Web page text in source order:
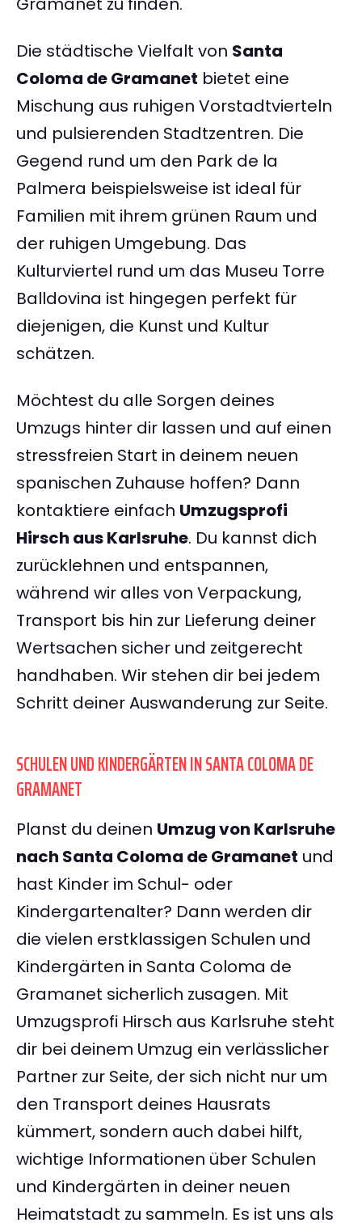
Die städtische Vielfalt von Santa
Coloma de Gramanet bietet eine
Mischung aus ruhigen Vorstadtvierteln
und pulsierenden Stadtzentren. Die
Gegend rund um den Park de la
Palmera beispielsweise ist ideal für
Familien mit ihrem grünen Raum und
der ruhigen Umgebung. Das
Kulturviertel rund um das Museu Torre
Balldovina ist hingegen perfekt für
diejenigen, die Kunst und Kultur
schätzen.
Möchtest du alle Sorgen deines
Umzugs hinter dir lassen und auf einen
stressfreien Start in deinem neuen
spanischen Zuhause hoffen? Dann
kontaktiere einfach Umzugsprofi
Hirsch aus Karlsruhe. Du kannst dich
zurücklehnen und entspannen,
während wir alles von Verpackung,
Transport bis hin zur Lieferung deiner
Wertsachen sicher und zeitgerecht
handhaben. Wir stehen dir bei jedem
Schritt deiner Auswanderung zur Seite.
SCHULEN UND KINDERGÄRTEN IN SANTA COLOMA DE
GRAMANET
Planst du deinen Umzug von Karlsruhe
nach Santa Coloma de Gramanet und
hast Kinder im Schul- oder
Kindergartenalter? Dann werden dir
die vielen erstklassigen Schulen und
Kindergärten in Santa Coloma de
Gramanet sicherlich zusagen. Mit
Umzugsprofi Hirsch aus Karlsruhe steht
dir bei deinem Umzug ein verlässlicher
Partner zur Seite, der sich nicht nur um
den Transport deines Hausrats
kümmert, sondern auch dabei hilft,
wichtige Informationen über Schulen
und Kindergärten in deiner neuen
Heimatstadt zu sammeln. Es ist uns als